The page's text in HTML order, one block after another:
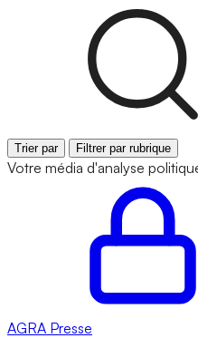
Trier par Filtrer par rubrique
Votre média d'analyse
AGRA Presse